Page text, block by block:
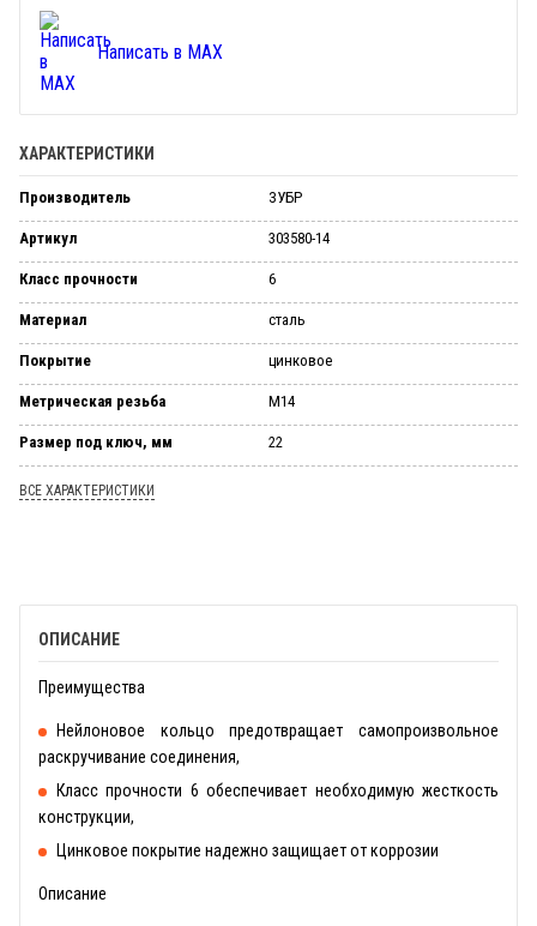
Написать в MAX
ХАРАКТЕРИСТИКИ
Производитель ЗУБР
Артикул 303580-14
Класс прочности 6
Материал сталь
Покрытие цинковое
Метрическая резьба М14
Размер под ключ, мм 22
ВСЕ ХАРАКТЕРИСТИКИ
ОПИСАНИЕ
Преимущества
Нейлоновое кольцо предотвращает самопроизвольное
раскручивание соединения,
Класс прочности 6 обеспечивает необходимую жесткость
конструкции,
Цинковое покрытие надежно защищает от коррозии
Описание